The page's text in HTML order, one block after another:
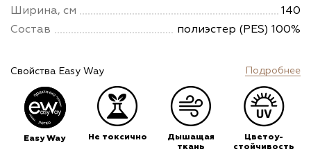
Ширина, см
140
Состав
полиэстер (PES) 100%
Свойства Easy Way Подробнее
Easy Way Не токсично
Дышащая
ткань
Цветоу-
стойчивость